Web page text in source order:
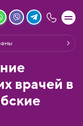
врачей в